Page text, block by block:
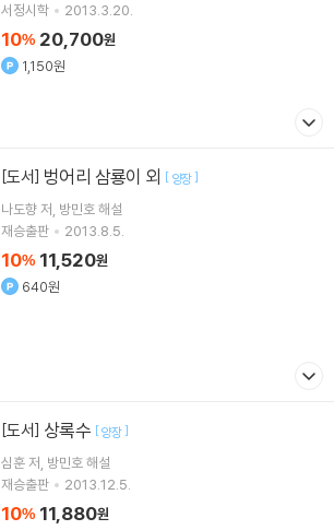
서정시학
2013.3.20.
10% 20,700원
1,150원
[도서] 벙어리 삼룡이 외 [ 양장]
나도향저 방민호해설
재승출판
2013.8.5.
10% 11,520원
640원
[도서] 상록수 [양장]
심훈저 방민호해설
재승출판
2013.12.5.
10% 11,880원